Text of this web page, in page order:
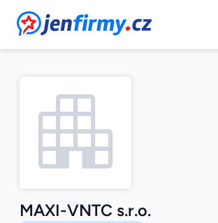
JenFirmy.cz
MAXI-VNTC s.r.o.